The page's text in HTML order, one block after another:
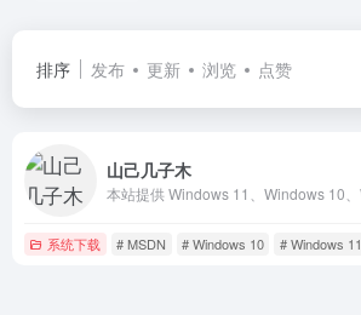
排序 发布 更新 浏览 点赞
山己几子木
系统下载 # MSDN # Windows 10 # Windows 11